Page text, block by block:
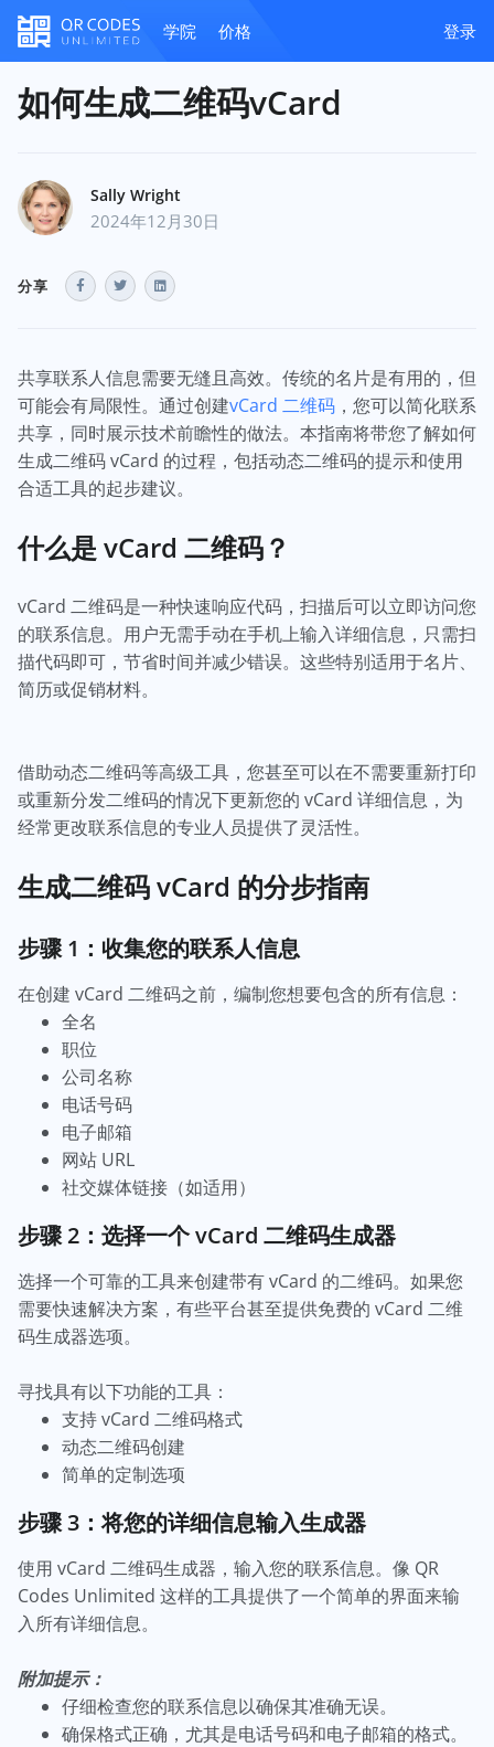
学院 价格 登录
如何生成二维码vCard
Sally Wright
2024年12月30日
分享
共享联系人信息需要无缝且高效。传统的名片是有用的，但
可能会有局限性。通过创建vCard 二维码 ，您可以简化联系
共享，同时展示技术前瞻性的做法。本指南将带您了解如何
生成二维码 vCard 的过程，包括动态二维码的提示和使用
合适工具的起步建议。
什么是 vCard 二维码？
vCard 二维码是一种快速响应代码，扫描后可以立即访问您
的联系信息。用户无需手动在手机上输入详细信息，只需扫
描代码即可，节省时间并减少错误。这些特别适用于名片、
简历或促销材料。
借助动态二维码等高级工具，您甚至可以在不需要重新打印
或重新分发二维码的情况下更新您的 vCard 详细信息，为
经常更改联系信息的专业人员提供了灵活性。
生成二维码 vCard 的分步指南
步骤 1：收集您的联系人信息
在创建 vCard 二维码之前，编制您想要包含的所有信息：
全名
职位
公司名称
电话号码
电子邮箱
网站 URL
社交媒体链接（如适用）
步骤 2：选择一个 vCard 二维码生成器
选择一个可靠的工具来创建带有 vCard 的二维码。如果您
需要快速解决方案，有些平台甚至提供免费的 vCard 二维
码生成器选项。
寻找具有以下功能的工具：
支持 vCard 二维码格式
动态二维码创建
简单的定制选项
步骤 3：将您的详细信息输入生成器
使用 vCard 二维码生成器，输入您的联系信息。像 QR
Codes Unlimited 这样的工具提供了一个简单的界面来输
入所有详细信息。
附加提示：
仔细检查您的联系信息以确保其准确无误。
确保格式正确，尤其是电话号码和电子邮箱的格式。